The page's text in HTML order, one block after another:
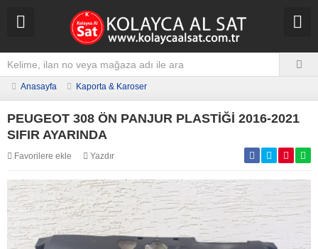
Anasayfa Kaporta & Karoser
PEUGEOT 308 ÖN PANJUR PLASTİĞİ 2016-2021
SIFIR AYARINDA
Favorilere ekle Yazdır